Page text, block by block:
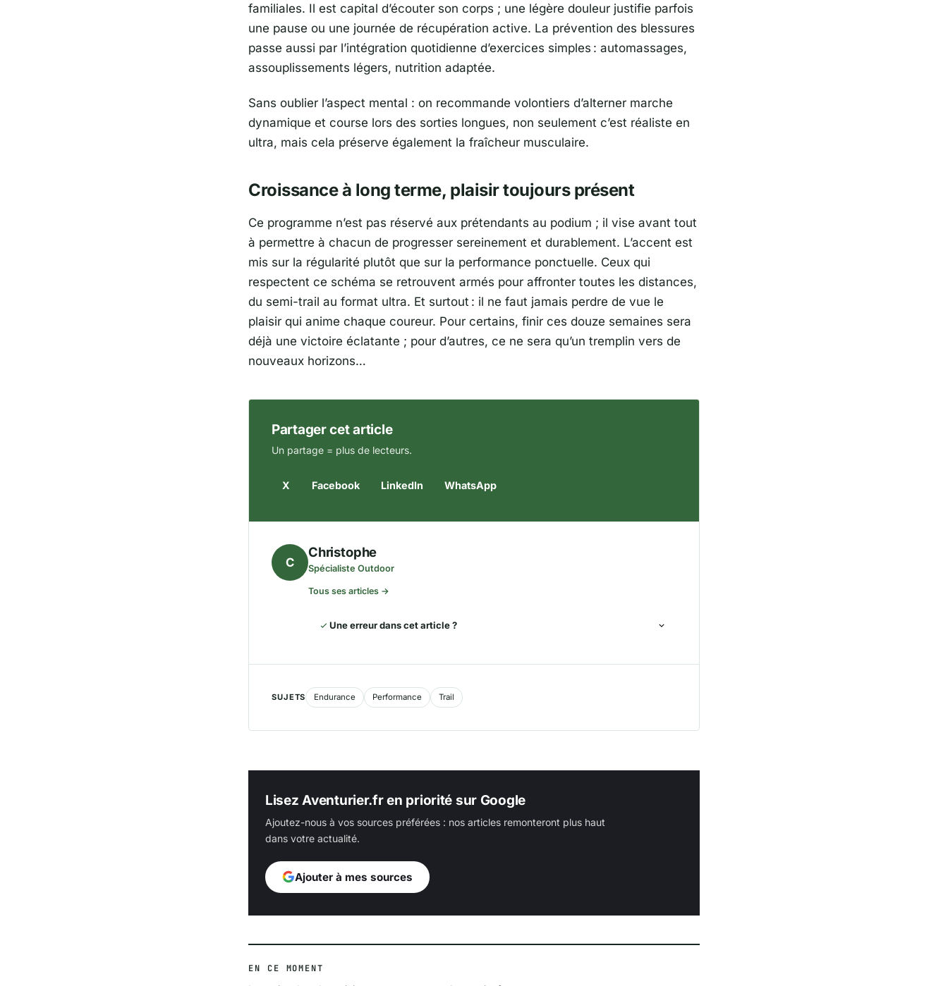
familiales. Il est capital d’écouter son corps ; une légère douleur justifie parfois
une pause ou une journée de récupération active. La prévention des blessures
passe aussi par l’intégration quotidienne d’exercices simples : automassages,
assouplissements légers, nutrition adaptée.
Sans oublier l’aspect mental : on recommande volontiers d’alterner marche
dynamique et course lors des sorties longues, non seulement c’est réaliste en
ultra, mais cela préserve également la fraîcheur musculaire.
Croissance à long terme, plaisir toujours présent
Ce programme n’est pas réservé aux prétendants au podium ; il vise avant tout
à permettre à chacun de progresser sereinement et durablement. L’accent est
mis sur la régularité plutôt que sur la performance ponctuelle. Ceux qui
respectent ce schéma se retrouvent armés pour affronter toutes les distances,
du semi-trail au format ultra. Et surtout : il ne faut jamais perdre de vue le
plaisir qui anime chaque coureur. Pour certains, finir ces douze semaines sera
déjà une victoire éclatante ; pour d’autres, ce ne sera qu’un tremplin vers de
nouveaux horizons…
Partager cet article
Un partage = plus de lecteurs.
X Facebook LinkedIn WhatsApp
C
Christophe
Spécialiste Outdoor
Tous ses articles →
Une erreur dans cet article ?
SUJETS Endurance Performance Trail
Lisez Aventurier.fr en priorité sur Google
Ajoutez-nous à vos sources préférées : nos articles remonteront plus haut
dans votre actualité.
Ajouter à mes sources
EN CE MOMENT